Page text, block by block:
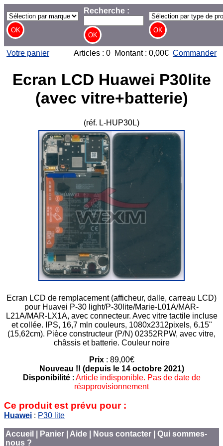
Recherche :
Votre panier Articles : 0 Montant : 0,00€ Commander
Ecran LCD Huawei P30lite
(avec vitre+batterie)
(réf. L-HUP30L)
Ecran LCD de remplacement (afficheur, dalle, carreau LCD)
pour Huavei P-30 light/P-30lite/Marie-L01A/MAR-
L21A/MAR-LX1A, avec connecteur. Avec vitre tactile incluse
et collée. IPS, 16,7 mln couleurs, 1080x2312pixels, 6.15"
(15,62cm). Pièce constructeur (P/N) 02352RPW, avec vitre,
châssis et batterie. Couleur noire
Prix: 89,00€
Nouveau !! (depuis le 14 octobre 2021)
Disponibilité: Article indisponible. Pas de date de
réapprovisionnement
Ce produit est prévu pour :
Huawei : P30 lite
Accueil Panier Aide Nous contacter
Qui sommes-
nous ?